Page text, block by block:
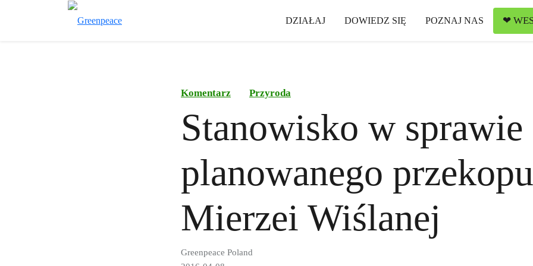
DZIAŁAJ DOWIEDZ SIĘ POZNAJ NAS ❤
Komentarz Przyroda
Stanowisko w sprawie
planowanego przekopu
Mierzei Wiślanej
Greenpeace Poland